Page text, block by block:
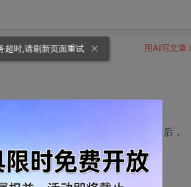
的虚函数，在类视图里选择了类名后，
才能添加虚函数?
用AI写文章
超时,请刷新页面重试